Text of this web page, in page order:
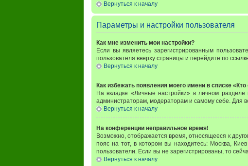
Вернуться к началу
Параметры и настройки пользователя
Как мне изменить мои настройки?
Если вы являетесь зарегистрированным
пользователя вверху страницы и перейдите по
Вернуться к началу
Как избежать появления моего имени в списке
На вкладке «Личные настройки» в личном
администраторам, модераторам и самому себе. Для
Вернуться к началу
На конференции неправильное время!
Возможно, отображается время, относящееся к
пояс на тот, в котором вы находитесь: Москва,
пользователи. Если вы не зарегистрированы, то
Вернуться к началу